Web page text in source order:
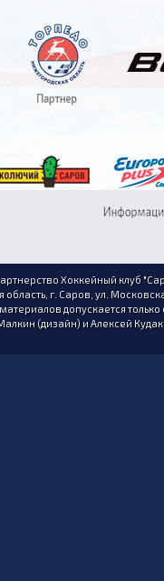
Хоккейный клуб
г. Саров, ул.
допускается
(дизайн) и Алексей